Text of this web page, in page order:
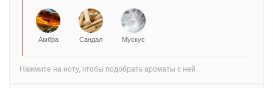
Амбра Сандал Мускус
Нажмите на ноту, чтобы подобрать ароматы с ней